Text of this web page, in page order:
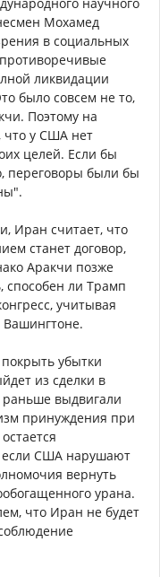
Мохамед
в социальных
ликвидации
было совсем не то,
Поэтому на
что у США нет
целей. Если бы
переговоры были бы
Иран считает, что
станет договор,
Аракчи позже
способен ли Трамп
учитывая
Вашингтоне.
убытки
из сделки в
выдвигали
принуждения при
если США нарушают
вернуть
урана.
что Иран не будет